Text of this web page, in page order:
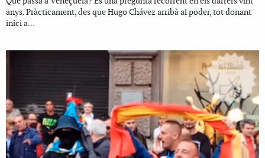
anys. Pràcticament, des que Hugo Chávez arribà al poder, tot donant
inici a...